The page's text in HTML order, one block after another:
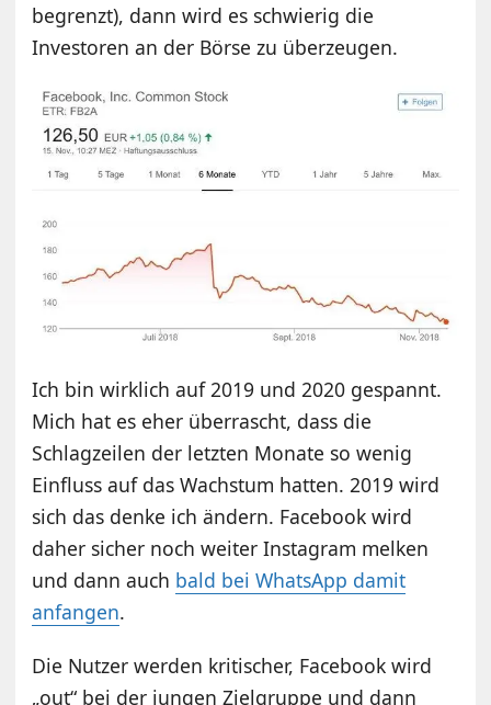
begrenzt), dann wird es schwierig die
Investoren an der Börse zu überzeugen.
Ich bin wirklich auf 2019 und 2020 gespannt.
Mich hat es eher überrascht, dass die
Schlagzeilen der letzten Monate so wenig
Einfluss auf das Wachstum hatten. 2019 wird
sich das denke ich ändern. Facebook wird
daher sicher noch weiter Instagram melken
und dann auch bald bei WhatsApp damit
anfangen.
Die Nutzer werden kritischer, Facebook wird
„out“ bei der jungen Zielgruppe und dann